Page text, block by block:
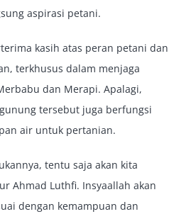
aspirasi petani.
kasih atas peran petani dan
terkhusus dalam menjaga
dan Merapi. Apalagi,
tersebut juga berfungsi
air untuk pertanian.
tentu saja akan kita
Ahmad Luthfi. Insyaallah akan
dengan kemampuan dan